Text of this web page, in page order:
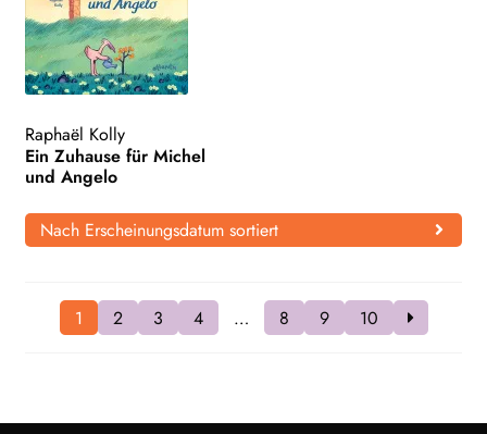
Raphaël Kolly
Ein Zuhause für Michel
und Angelo
Nach Erscheinungsdatum sortiert
1 2 3 4 … 8 9 10